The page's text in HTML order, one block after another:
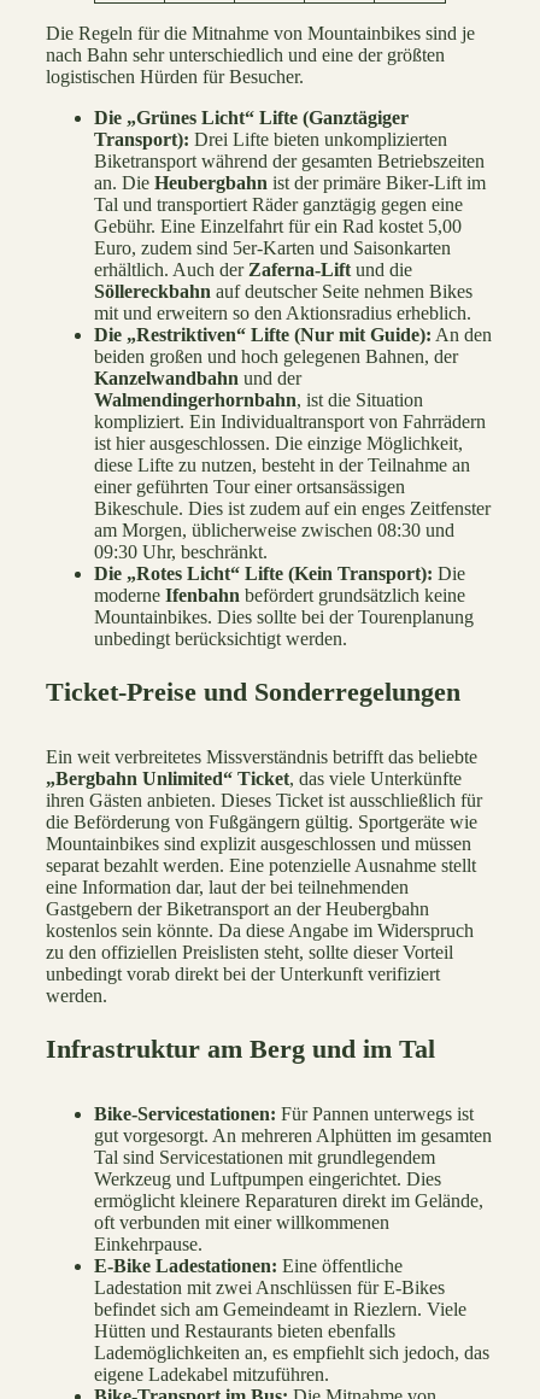
Die Regeln für die Mitnahme von Mountainbikes sind je
nach Bahn sehr unterschiedlich und eine der größten
logistischen Hürden für Besucher.
Die „Grünes Licht“ Lifte (Ganztägiger
Transport): Drei Lifte bieten unkomplizierten
Biketransport während der gesamten Betriebszeiten
an. Die Heubergbahn ist der primäre Biker-Lift im
Tal und transportiert Räder ganztägig gegen eine
Gebühr. Eine Einzelfahrt für ein Rad kostet 5,00
Euro, zudem sind 5er-Karten und Saisonkarten
erhältlich. Auch der Zaferna-Lift und die
Söllereckbahn auf deutscher Seite nehmen Bikes
mit und erweitern so den Aktionsradius erheblich.
Die „Restriktiven“ Lifte (Nur mit Guide): An den
beiden großen und hoch gelegenen Bahnen, der
Kanzelwandbahn und der
Walmendingerhornbahn, ist die Situation
kompliziert. Ein Individualtransport von Fahrrädern
ist hier ausgeschlossen. Die einzige Möglichkeit,
diese Lifte zu nutzen, besteht in der Teilnahme an
einer geführten Tour einer ortsansässigen
Bikeschule. Dies ist zudem auf ein enges Zeitfenster
am Morgen, üblicherweise zwischen 08:30 und
09:30 Uhr, beschränkt.
Die „Rotes Licht“ Lifte (Kein Transport): Die
moderne Ifenbahn befördert grundsätzlich keine
Mountainbikes. Dies sollte bei der Tourenplanung
unbedingt berücksichtigt werden.
Ticket-Preise und Sonderregelungen
Ein weit verbreitetes Missverständnis betrifft das beliebte
„Bergbahn Unlimited“ Ticket, das viele Unterkünfte
ihren Gästen anbieten. Dieses Ticket ist ausschließlich für
die Beförderung von Fußgängern gültig. Sportgeräte wie
Mountainbikes sind explizit ausgeschlossen und müssen
separat bezahlt werden. Eine potenzielle Ausnahme stellt
eine Information dar, laut der bei teilnehmenden
Gastgebern der Biketransport an der Heubergbahn
kostenlos sein könnte. Da diese Angabe im Widerspruch
zu den offiziellen Preislisten steht, sollte dieser Vorteil
unbedingt vorab direkt bei der Unterkunft verifiziert
werden.
Infrastruktur am Berg und im Tal
Bike-Servicestationen: Für Pannen unterwegs ist
gut vorgesorgt. An mehreren Alphütten im gesamten
Tal sind Servicestationen mit grundlegendem
Werkzeug und Luftpumpen eingerichtet. Dies
ermöglicht kleinere Reparaturen direkt im Gelände,
oft verbunden mit einer willkommenen
Einkehrpause.
E-Bike Ladestationen: Eine öffentliche
Ladestation mit zwei Anschlüssen für E-Bikes
befindet sich am Gemeindeamt in Riezlern. Viele
Hütten und Restaurants bieten ebenfalls
Lademöglichkeiten an, es empfiehlt sich jedoch, das
eigene Ladekabel mitzuführen.